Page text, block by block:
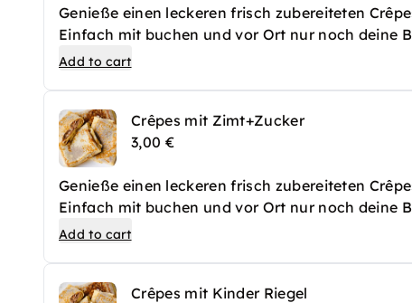
Genieße einen leckeren frisch zubereiteten
Einfach mit buchen und vor Ort nur noch deine
Crêpes dann frisch zu.
Add to cart
Crêpes mit Zimt+Zucker
3,00 €
Genieße einen leckeren frisch zubereiteten
Einfach mit buchen und vor Ort nur noch deine
Crêpes dann frisch zu.
Add to cart
Crêpes mit Kinder Riegel